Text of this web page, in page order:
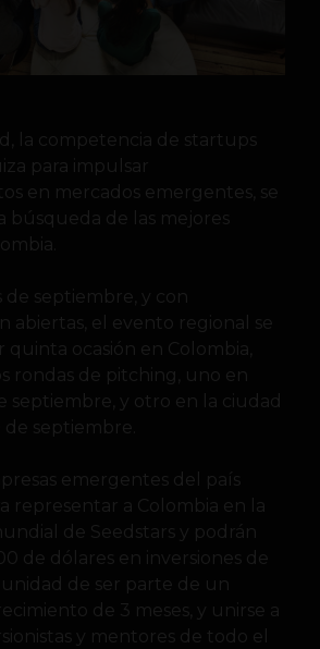
la competencia de startups
para impulsar
en mercados emergentes, se
búsqueda de las mejores
de septiembre, y con
abiertas, el evento regional se
quinta ocasión en Colombia,
rondas de pitching, uno en
septiembre, y otro en la ciudad
de septiembre.
emergentes del país
representar a Colombia en la
de Seedstars y podrán
de dólares en inversiones de
de ser parte de un
de 3 meses, y unirse a
y mentores de todo el